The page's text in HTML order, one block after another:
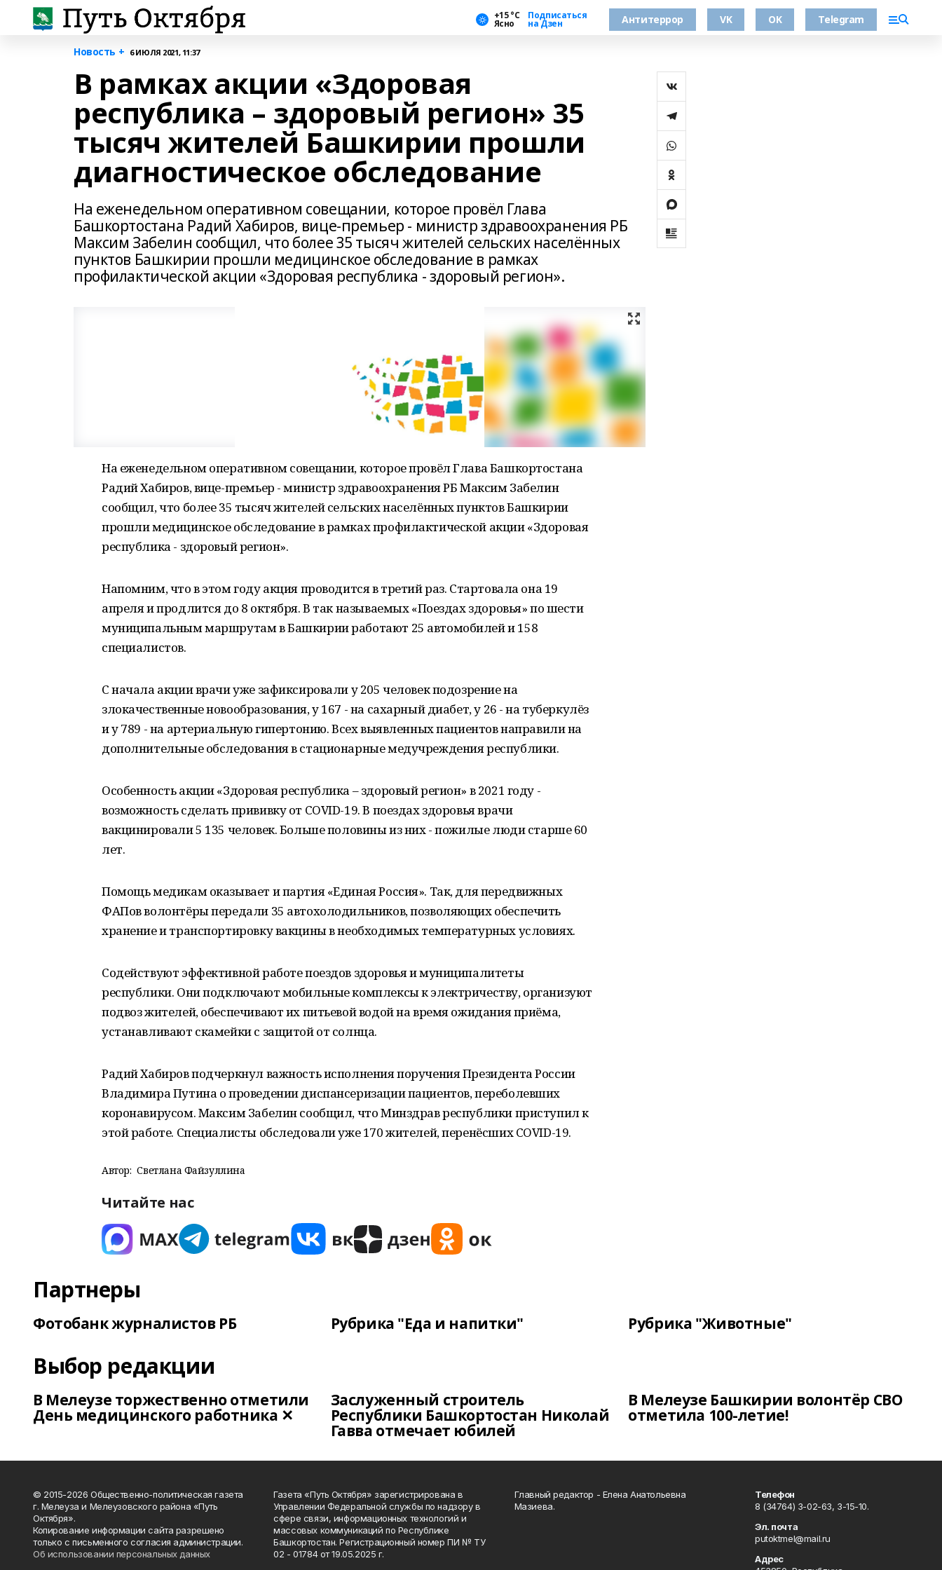
+15 °С
Ясно
Подписаться
на Дзен Антитеррор VK OK Telegram
Новость + 6 ИЮЛЯ 2021, 11:37
В рамках акции «Здоровая
республика – здоровый регион» 35
тысяч жителей Башкирии прошли
диагностическое обследование
На еженедельном оперативном совещании, которое провёл Глава
Башкортостана Радий Хабиров, вице-премьер - министр здравоохранения РБ
Максим Забелин сообщил, что более 35 тысяч жителей сельских населённых
пунктов Башкирии прошли медицинское обследование в рамках
профилактической акции «Здоровая республика - здоровый регион».
На еженедельном оперативном совещании, которое провёл Глава Башкортостана
Радий Хабиров, вице-премьер - министр здравоохранения РБ Максим Забелин
сообщил, что более 35 тысяч жителей сельских населённых пунктов Башкирии
прошли медицинское обследование в рамках профилактической акции «Здоровая
республика - здоровый регион».
Напомним, что в этом году акция проводится в третий раз. Стартовала она 19
апреля и продлится до 8 октября. В так называемых «Поездах здоровья» по шести
муниципальным маршрутам в Башкирии работают 25 автомобилей и 158
специалистов.
С начала акции врачи уже зафиксировали у 205 человек подозрение на
злокачественные новообразования, у 167 - на сахарный диабет, у 26 - на туберкулёз
и у 789 - на артериальную гипертонию. Всех выявленных пациентов направили на
дополнительные обследования в стационарные медучреждения республики.
Особенность акции «Здоровая республика – здоровый регион» в 2021 году -
возможность сделать прививку от COVID-19. В поездах здоровья врачи
вакцинировали 5 135 человек. Больше половины из них - пожилые люди старше 60
лет.
Помощь медикам оказывает и партия «Единая Россия». Так, для передвижных
ФАПов волонтёры передали 35 автохолодильников, позволяющих обеспечить
хранение и транспортировку вакцины в необходимых температурных условиях.
Содействуют эффективной работе поездов здоровья и муниципалитеты
республики. Они подключают мобильные комплексы к электричеству, организуют
подвоз жителей, обеспечивают их питьевой водой на время ожидания приёма,
устанавливают скамейки с защитой от солнца.
Радий Хабиров подчеркнул важность исполнения поручения Президента России
Владимира Путина о проведении диспансеризации пациентов, переболевших
коронавирусом. Максим Забелин сообщил, что Минздрав республики приступил к
этой работе. Специалисты обследовали уже 170 жителей, перенёсших COVID-19.
Автор: Светлана Файзуллина
Читайте нас
Партнеры
Фотобанк журналистов РБ Рубрика "Еда и напитки" Рубрика "Животные"
Выбор редакции
В Мелеузе торжественно отметили
День медицинского работника ✕
Заслуженный строитель
Республики Башкортостан Николай
Гавва отмечает юбилей
В Мелеузе Башкирии волонтёр СВО
отметила 100-летие!
© 2015-2026 Общественно-политическая газета
г. Мелеуза и Мелеузовского района «Путь
Октября».
Копирование информации сайта разрешено
только с письменного согласия администрации.
Об использовании персональных данных
Газета «Путь Октября» зарегистрирована в
Управлении Федеральной службы по надзору в
сфере связи, информационных технологий и
массовых коммуникаций по Республике
Башкортостан. Регистрационный номер ПИ № ТУ
02 - 01784 от 19.05.2025 г.
Главный редактор - Елена Анатольевна
Мазиева.
Телефон
8 (34764) 3-02-63, 3-15-10.
Эл. почта
putoktmel@mail.ru
Адрес